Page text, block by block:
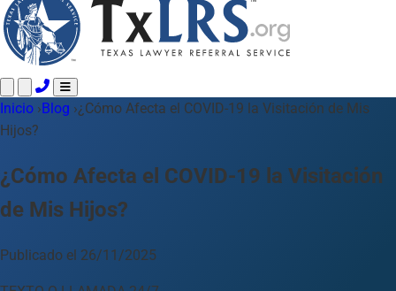
Llame 24/7 ·512-872-4400 Envíe un Texto
Acerca de Nosotros
Blog
Para Abogados
Idioma
Español English 中文 Français
Inicio ›Blog ›¿Cómo Afecta el COVID-19 la Visitación de Mis
Hijos?
¿Cómo Afecta el COVID-19 la Visitación
de Mis Hijos?
Publicado el 26/11/2025